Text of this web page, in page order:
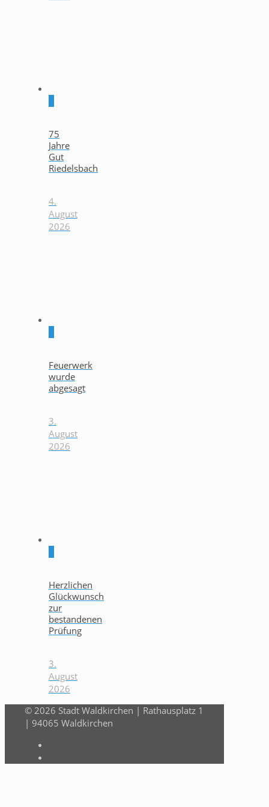
75
Jahre
Gut
Riedelsbach
4.
August
2026
Feuerwerk
wurde
abgesagt
3.
August
2026
Herzlichen
Glückwunsch
zur
bestandenen
Prüfung
3.
August
2026
© 2026 Stadt Waldkirchen | Rathausplatz 1
| 94065 Waldkirchen